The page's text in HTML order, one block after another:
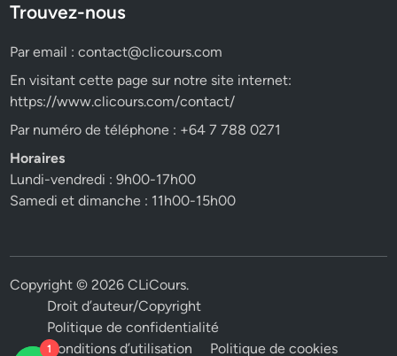
Trouvez-nous
Par email :contact@clicours.com
En visitant cette page sur notre site internet:
https://www.clicours.com/contact/
Par numéro de téléphone : +64 7 788 0271
Horaires
Lundi-vendredi : 9h00-17h00
Samedi et dimanche : 11h00-15h00
Copyright © 2026CLiCours.
Droit d’auteur/Copyright
Politique de confidentialité
Conditions d’utilisation
Politique de cookies
1